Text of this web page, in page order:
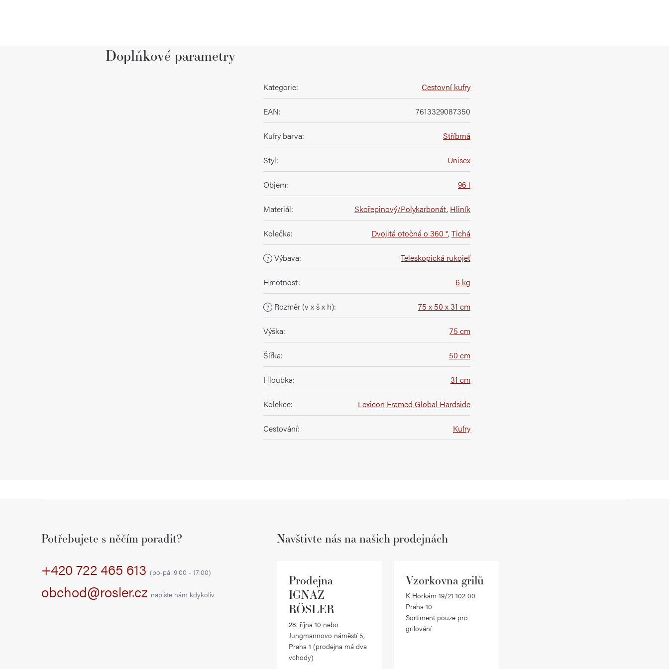
Doplňkové parametry
Kategorie: Cestovní kufry
EAN: 7613329087350
Kufry barva: Stříbrná
Styl: Unisex
Objem: 96 l
Materiál: Skořepinový/Polykarbonát, Hliník
Kolečka: Dvojitá otočná o 360 °,Tichá
? Výbava: Teleskopická rukojeť
Hmotnost: 6 kg
? Rozměr (v x š x h): 75 x 50 x 31 cm
Výška: 75 cm
Šířka: 50 cm
Hloubka: 31 cm
Kolekce: Lexicon Framed Global Hardside
Cestování: Kufry
Potřebujete s něčím poradit?
+420 722 465 613 (po-pá: 9:00 - 17:00)
obchod@rosler.cz napište nám kdykoliv
Navštivte nás na našich prodejnách
Prodejna
IGNAZ
RÖSLER
28. října 10 nebo
Jungmannovo náměstí 5,
Praha 1 (prodejna má dva
vchody)
Vzorkovna grilů
K Horkám 19/21 102 00
Praha 10
Sortiment pouze pro
grilování